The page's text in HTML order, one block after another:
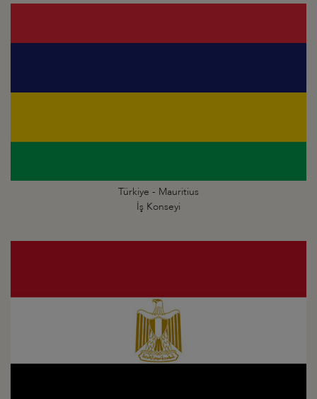
Türkiye - Mauritius
İş Konseyi